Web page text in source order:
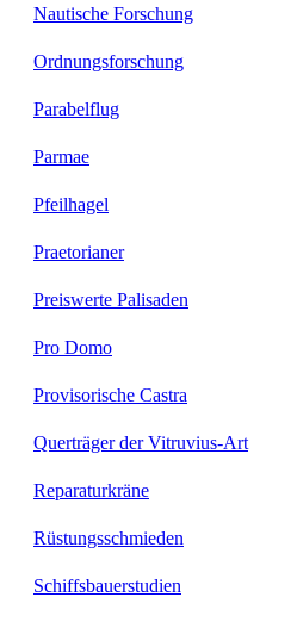
Nautische Forschung
Ordnungsforschung
Parabelflug
Parmae
Pfeilhagel
Praetorianer
Preiswerte Palisaden
Pro Domo
Provisorische Castra
Querträger der Vitruvius-Art
Reparaturkräne
Rüstungsschmieden
Schiffsbauerstudien